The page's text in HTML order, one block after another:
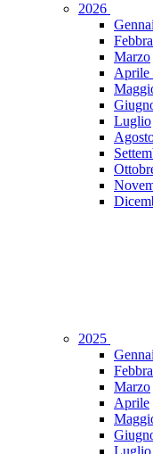
2026
Marzo
Aprile
Luglio
2025
Marzo
Aprile